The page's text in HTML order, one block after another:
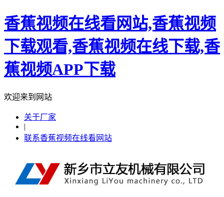
香蕉视频在线看网站,香蕉视频
下载观看,香蕉视频在线下载,香
蕉视频APP下载
欢迎来到网站
关于厂家
|
联系香蕉视频在线看网站